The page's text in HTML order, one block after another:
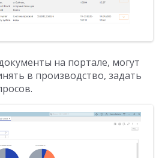
на портале, могут
в производство, задать